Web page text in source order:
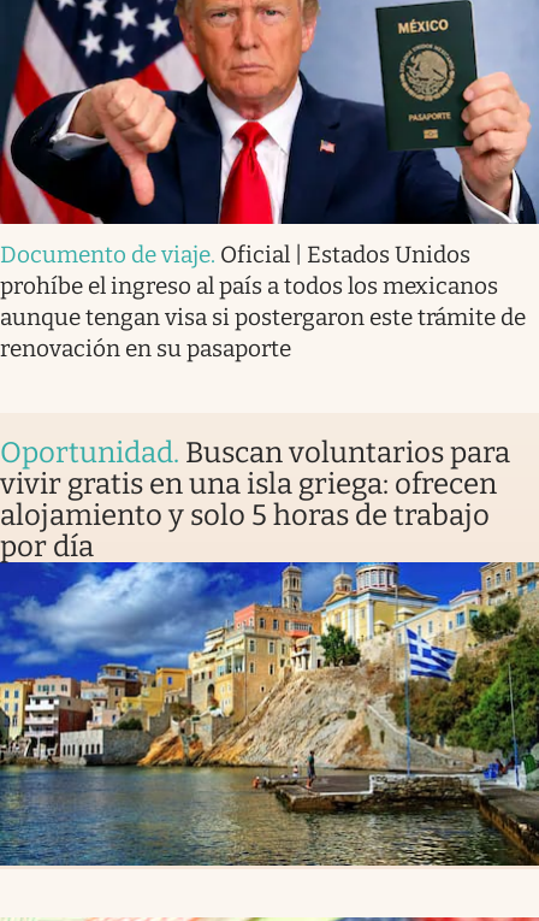
Documento de viaje. Oficial | Estados Unidos
prohíbe el ingreso al país a todos los mexicanos
aunque tengan visa si postergaron este trámite de
renovación en su pasaporte
Oportunidad. Buscan voluntarios para
vivir gratis en una isla griega: ofrecen
alojamiento y solo 5 horas de trabajo
por día